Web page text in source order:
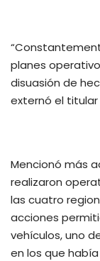
planes
disuasión de
externó el titular
Mencionó más
realizaron
las cuatro
acciones
vehículos, uno
en los que